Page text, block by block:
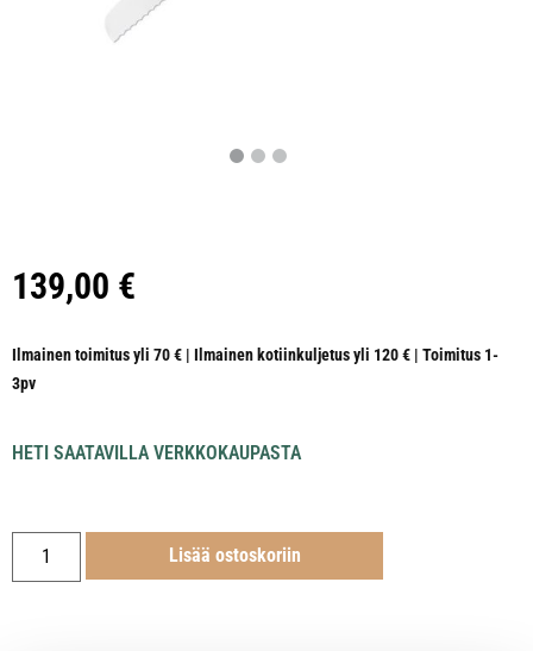
139,00 €
Ilmainen toimitus yli 70 € | Ilmainen kotiinkuljetus yli 120 € | Toimitus 1-
3pv
HETI SAATAVILLA VERKKOKAUPASTA
Lisää ostoskoriin